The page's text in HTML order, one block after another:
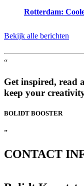
Rotterdam:
Bekijk alle berichten
“
Get inspired, read
keep your
BOLIDT BOOSTER
”
CONTACT